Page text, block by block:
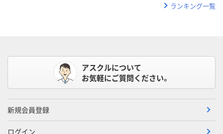
ランキング一覧
アスクルについて
お気軽にご質問ください。
新規会員登録
ログイン